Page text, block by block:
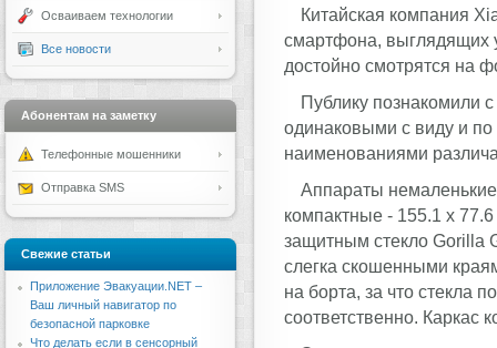
Китайская компания
смартфона, выглядящих
достойно смотрятся на
Публику познакомили
одинаковыми с виду и по
наименованиями
Аппараты
компактные - 155.1 х
защитным стекло Gorilla
слегка скошенными
на борта, за что стекла
соответственно. Каркас
Осваиваем технологии
Все новости
Абонентам на заметку
Телефонные мошенники
Отправка SMS
Свежие статьи
Приложение Эвакуации.NET –
Ваш личный навигатор по
безопасной парковке
Что делать если в сенсорный